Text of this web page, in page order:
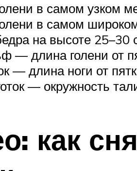
в самом узком
в самом
на высоте
— длина голени от
— длина ноги от
— окружность
как